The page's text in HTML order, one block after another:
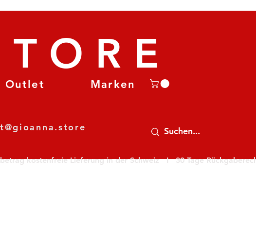
Outlet Marken
kostenfreie Lieferung in der Schweiz   I   30 Tage